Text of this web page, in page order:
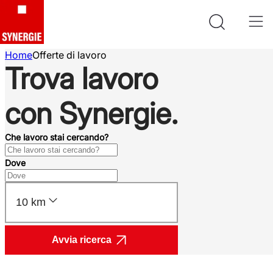
HomeOfferte di lavoro
Trova lavoro
con Synergie.
Che lavoro stai cercando?
Dove
10 km
Avvia ricerca